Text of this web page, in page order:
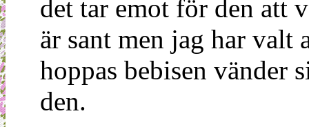
det tar emot för den att
är sant men jag har
hoppas bebisen vänder
den.